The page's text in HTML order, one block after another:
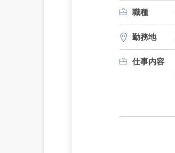
職種
勤務地
仕事内容